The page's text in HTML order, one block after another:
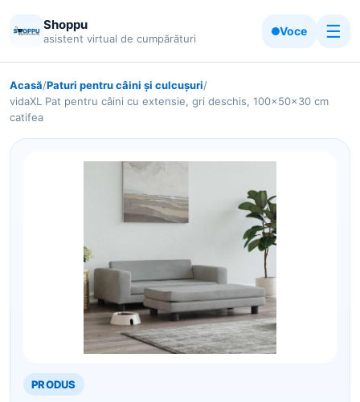
Shoppu
asistent virtual de cumpărături
Voce ☰
Acasă/Paturi pentru câini și culcușuri/
vidaXL Pat pentru câini cu extensie, gri deschis, 100x50x30 cm
catifea
PRODUS